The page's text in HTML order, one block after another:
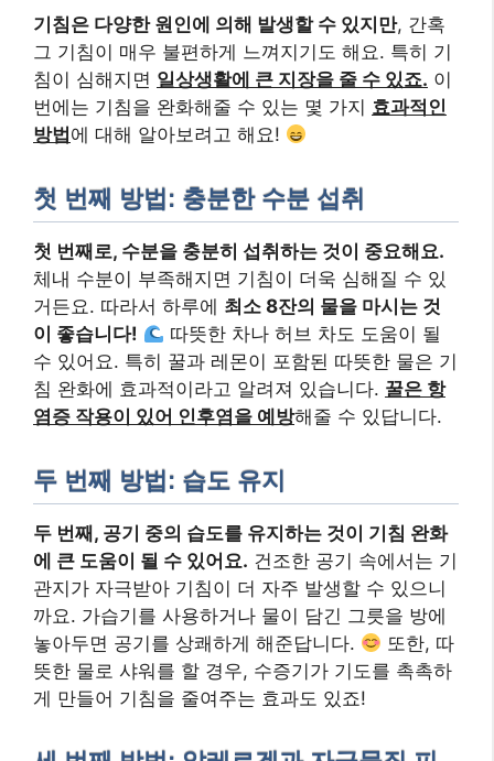
기침은 다양한 원인에 의해 발생할 수 있지만, 간혹
그 기침이 매우 불편하게 느껴지기도 해요. 특히 기
침이 심해지면 일상생활에 큰 지장을 줄 수 있죠. 이
번에는 기침을 완화해줄 수 있는 몇 가지 효과적인
방법 에 대해 알아보려고 해요!
첫 번째 방법: 충분한 수분 섭취
첫 번째로, 수분을 충분히 섭취하는 것이 중요해요.
체내 수분이 부족해지면 기침이 더욱 심해질 수 있
거든요. 따라서 하루에 최소 8잔의 물을 마시는 것
이 좋습니다!
따뜻한 차나 허브 차도 도움이 될
수 있어요. 특히 꿀과 레몬이 포함된 따뜻한 물은 기
침 완화에 효과적이라고 알려져 있습니다. 꿀은 항
염증 작용이 있어 인후염을 예방해줄 수 있답니다.
두 번째 방법: 습도 유지
두 번째, 공기 중의 습도를 유지하는 것이 기침 완화
에 큰 도움이 될 수 있어요. 건조한 공기 속에서는 기
관지가 자극받아 기침이 더 자주 발생할 수 있으니
까요. 가습기를 사용하거나 물이 담긴 그릇을 방에
놓아두면 공기를 상쾌하게 해준답니다.
또한, 따
뜻한 물로 샤워를 할 경우, 수증기가 기도를 촉촉하
게 만들어 기침을 줄여주는 효과도 있죠!